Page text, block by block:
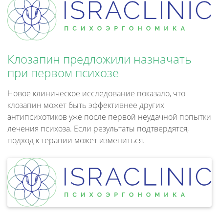
Клозапин предложили назначать
при первом психозе
Новое клиническое исследование показало, что
клозапин может быть эффективнее других
антипсихотиков уже после первой неудачной попытки
лечения психоза. Если результаты подтвердятся,
подход к терапии может измениться.